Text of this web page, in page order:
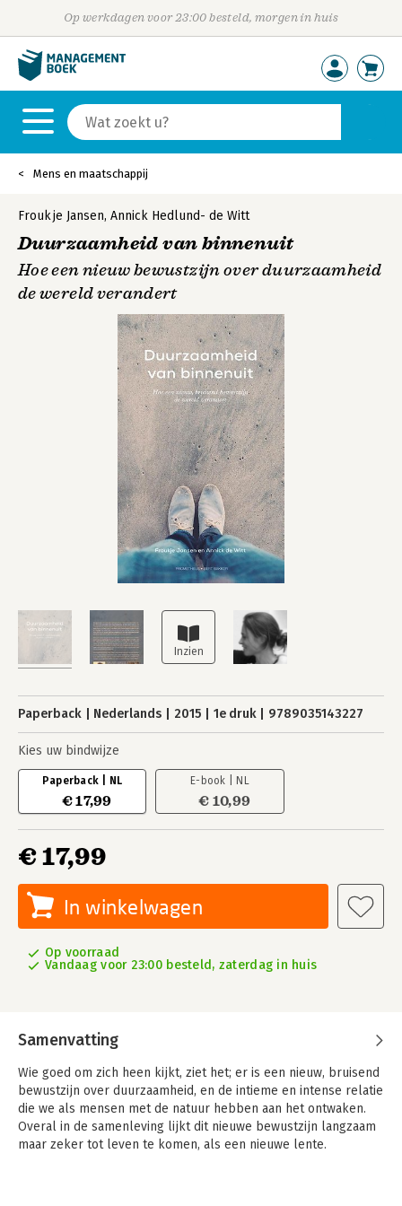
Op werkdagen voor 23:00 besteld, morgen in huis
Mens en maatschappij
Froukje Jansen, Annick Hedlund- de Witt
Duurzaamheid van binnenuit
Hoe een nieuw bewustzijn over duurzaamheid
de wereld verandert
Paperback Nederlands 2015 1e druk 9789035143227
Kies uw bindwijze
Paperback | NL
€ 17,99
E-book | NL
€ 10,99
€ 17,99
In winkelwagen
Op voorraad
Vandaag voor 23:00 besteld, zaterdag in huis
Samenvatting
Wie goed om zich heen kijkt, ziet het; er is een nieuw, bruisend
bewustzijn over duurzaamheid, en de intieme en intense relatie
die we als mensen met de natuur hebben aan het ontwaken.
Overal in de samenleving lijkt dit nieuwe bewustzijn langzaam
maar zeker tot leven te komen, als een nieuwe lente.